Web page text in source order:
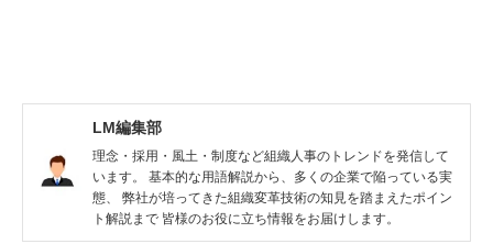
LM編集部
理念・採用・風土・制度など組織人事のトレンドを発信して
います。 基本的な用語解説から、多くの企業で陥っている実
態、 弊社が培ってきた組織変革技術の知見を踏まえたポイン
ト解説まで 皆様のお役に立ち情報をお届けします。